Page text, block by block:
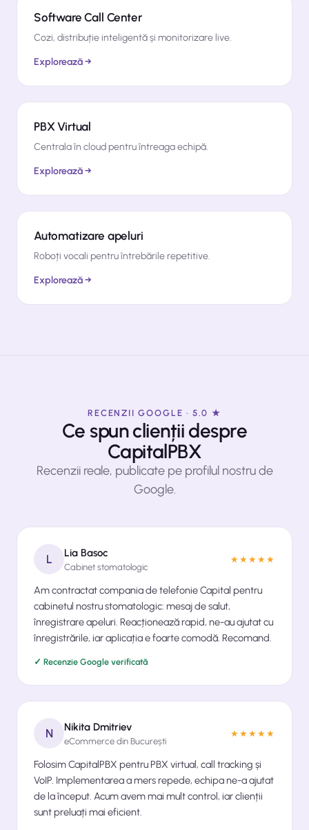
Software Call Center
Cozi, distribuție inteligentă și monitorizare live.
Explorează →
PBX Virtual
Centrala în cloud pentru întreaga echipă.
Explorează →
Automatizare apeluri
Roboți vocali pentru întrebările repetitive.
Explorează →
RECENZII GOOGLE · 5.0 ★
Ce spun clienții despre
CapitalPBX
Recenzii reale, publicate pe profilul nostru de
Google.
L Lia Basoc
Cabinet stomatologic
★★★★★
Am contractat compania de telefonie Capital pentru
cabinetul nostru stomatologic: mesaj de salut,
înregistrare apeluri. Reacționează rapid, ne-au ajutat cu
înregistrările, iar aplicația e foarte comodă. Recomand.
✓ Recenzie Google verificată
N Nikita Dmitriev
eCommerce din București
★★★★★
Folosim CapitalPBX pentru PBX virtual, call tracking și
VoIP. Implementarea a mers repede, echipa ne-a ajutat
de la început. Acum avem mai mult control, iar clienții
sunt preluați mai eficient.